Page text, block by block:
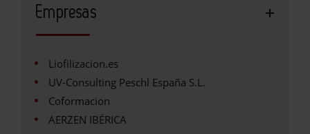
Empresas
Liofilizacion.es
UV-Consulting Peschl España S.L.
Coformacion
AERZEN IBÉRICA